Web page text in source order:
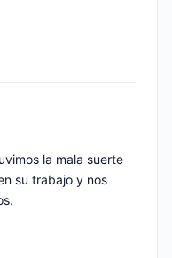
la mala suerte
su trabajo y nos